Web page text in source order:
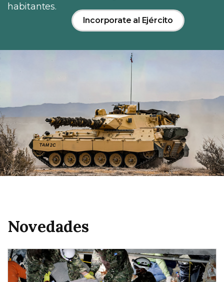
habitantes.
Incorporate al Ejército
Novedades